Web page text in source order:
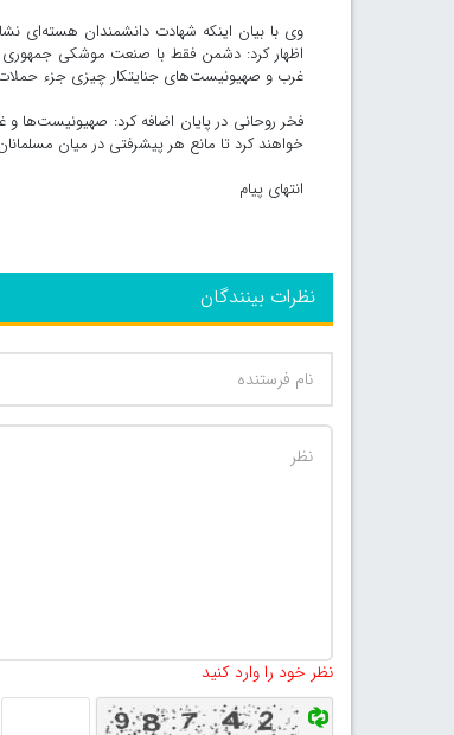
وی با بیان اینکه شهادت دانشمندان هسته‌ای
اظهار کرد: دشمن فقط با صنعت موشکی جمهوری
غرب و صهیونیست‌های جنایتکار چیزی جزء حملات
فخر روحانی در پایان اضافه کرد: صهیونیست‌ها
خواهند کرد تا مانع هر پیشرفتی در میان
انتهای پیام
نظرات بینندگان
نظر خود را وارد کنید